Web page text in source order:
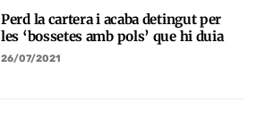
Perd la cartera i acaba detingut per
les ‘bossetes amb pols’ que hi duia
26/07/2021